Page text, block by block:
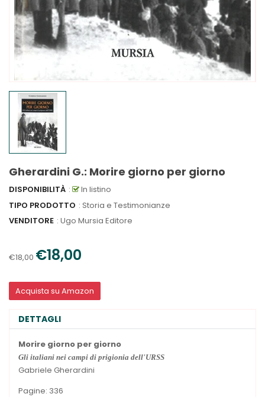
Gherardini G.: Morire giorno per giorno
DISPONIBILITÀ :
In listino
TIPO PRODOTTO : Storia e Testimonianze
VENDITORE : Ugo Mursia Editore
€18,00 €18,00
Acquista su Amazon
DETTAGLI
Morire giorno per giorno
Gli italiani nei campi di prigionia dell'URSS
Gabriele Gherardini
Pagine: 336